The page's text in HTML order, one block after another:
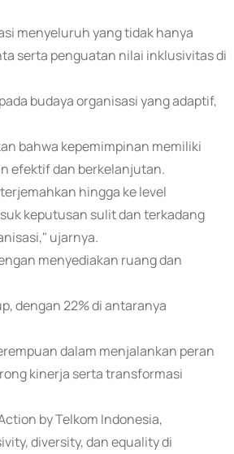
menyeluruh yang tidak hanya
serta penguatan nilai inklusivitas di
budaya organisasi yang adaptif,
bahwa kepemimpinan memiliki
efektif dan berkelanjutan.
hingga ke level
keputusan sulit dan terkadang
ujarnya.
menyediakan ruang dan
dengan 22% di antaranya
dalam menjalankan peran
kinerja serta transformasi
by Telkom Indonesia,
diversity, dan equality di